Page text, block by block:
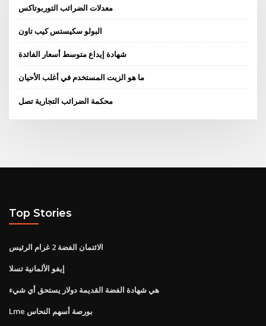
معدلات الضرائب التوربوتاكس
البولو سكيستس كيب تاون
شهادة إيداع متوسط ​​أسعار الفائدة
ما هو الزيت المستخدم في أغلب الأحيان
محكمة الضرائب التجارية تصل
Top Stories
الائتمان الفضة 2 غرام الرئيس
إيفو الألمانية تسلا
هي شهادة الفضة القديمة دولار يستحق أي شيء
Lme بورصة أسهم النحاس